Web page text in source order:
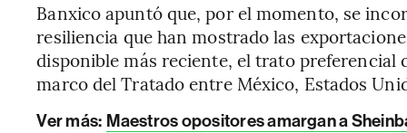
Banxico apuntó que, por el momento, se
resiliencia que han mostrado las
disponible más reciente, el trato preferencial
marco del Tratado entre México, Estados
Ver más: Maestros opositores amargan a